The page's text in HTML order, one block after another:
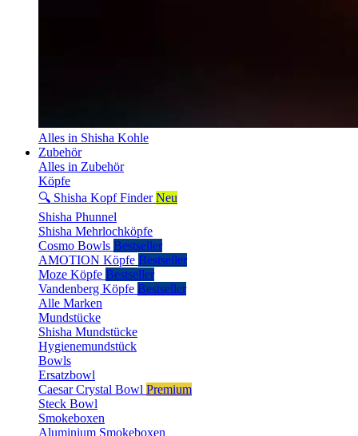
Alles in Shisha Kohle
Zubehör
Alles in Zubehör
Köpfe
🔍 Shisha Kopf Finder Neu
Shisha Phunnel
Shisha Mehrlochköpfe
Cosmo Bowls Bestseller
AMOTION Köpfe Bestseller
Moze Köpfe Bestseller
Vandenberg Köpfe Bestseller
Alle Marken
Mundstücke
Shisha Mundstücke
Hygienemundstück
Bowls
Ersatzbowl
Caesar Crystal Bowl Premium
Steck Bowl
Smokeboxen
Aluminium Smokeboxen